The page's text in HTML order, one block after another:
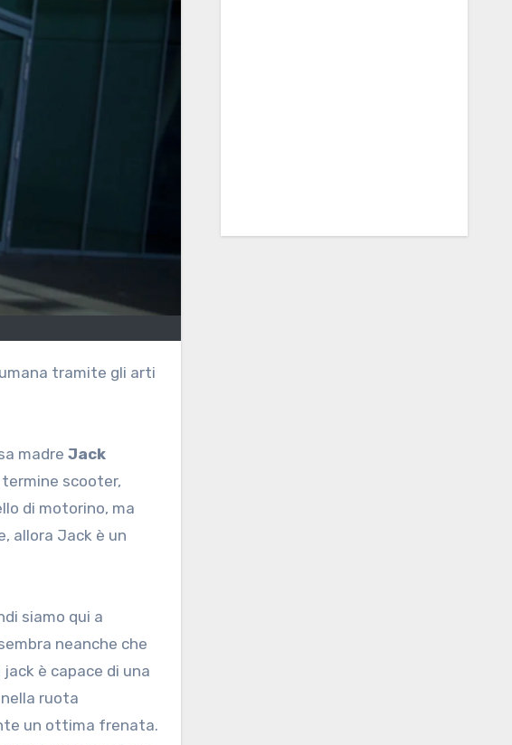
tramite gli arti
madre Jack
scooter,
di motorino, ma
allora Jack è un
siamo qui a
neanche che
è capace di una
ruota
un ottima frenata.